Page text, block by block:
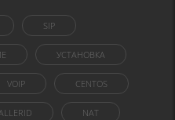
SIP
УСТАНОВКА
VOIP CENTOS
NAT